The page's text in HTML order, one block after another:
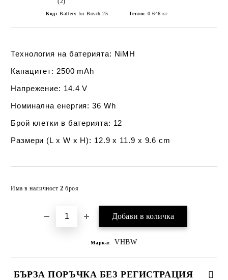
Код: Тегло: 0.646 кг
Технология на батерията: NiMH
Капацитет: 2500 mAh
Напрежение: 14.4 V
Номинална енергия: 36 Wh
Брой клетки в батерията: 12
Размери (L x W x H): 12.9 x 11.9 x 9.6 cm
Има в наличност 2 броя
Марка: VHBW
БЪРЗА ПОРЪЧКА БЕЗ РЕГИСТРАЦИЯ